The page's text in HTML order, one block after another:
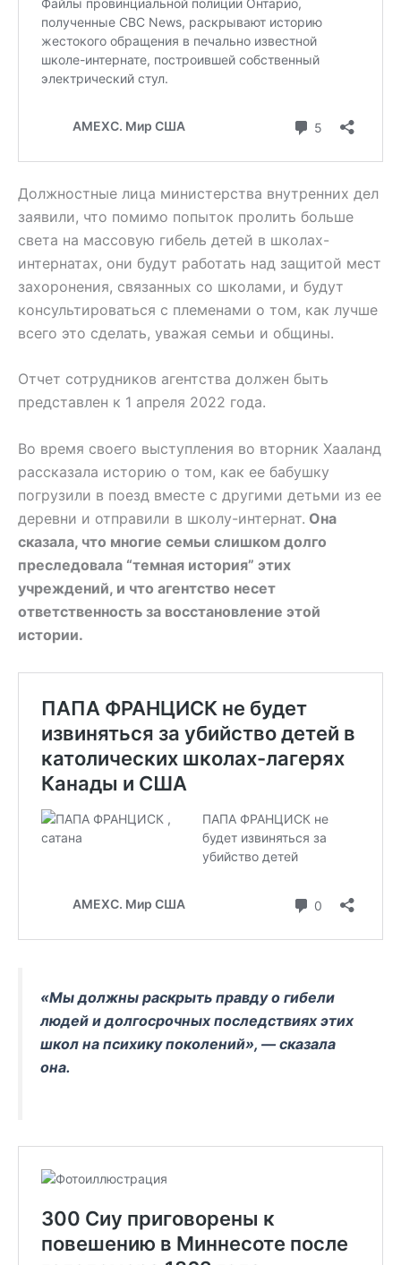
Должностные лица министерства внутренних дел
заявили, что помимо попыток пролить больше
света на массовую гибель детей в школах-
интернатах, они будут работать над защитой мест
захоронения, связанных со школами, и будут
консультироваться с племенами о том, как лучше
всего это сделать, уважая семьи и общины.
Отчет сотрудников агентства должен быть
представлен к 1 апреля 2022 года.
Во время своего выступления во вторник Хааланд
рассказала историю о том, как ее бабушку
погрузили в поезд вместе с другими детьми из ее
деревни и отправили в школу-интернат. Она
сказала, что многие семьи слишком долго
преследовала “темная история” этих
учреждений, и что агентство несет
ответственность за восстановление этой
истории.
«Мы должны раскрыть правду о гибели
людей и долгосрочных последствиях этих
школ на психику поколений», — сказала
она.